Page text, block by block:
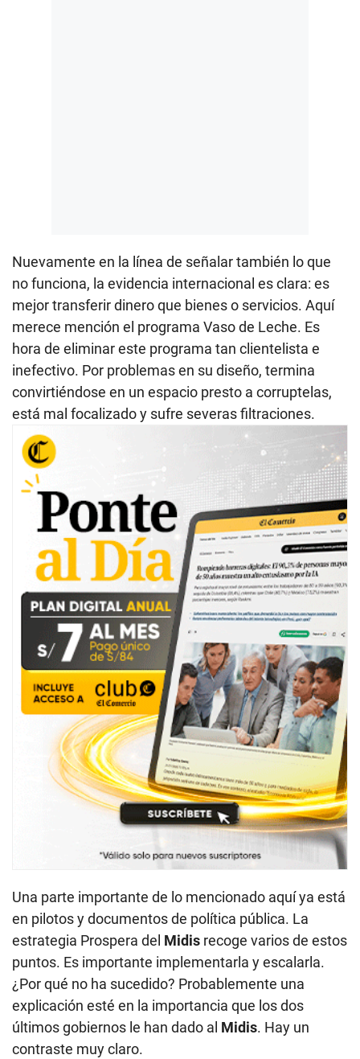
Nuevamente en la línea de señalar también lo que
no funciona, la evidencia internacional es clara: es
mejor transferir dinero que bienes o servicios. Aquí
merece mención el programa Vaso de Leche. Es
hora de eliminar este programa tan clientelista e
inefectivo. Por problemas en su diseño, termina
convirtiéndose en un espacio presto a corruptelas,
está mal focalizado y sufre severas filtraciones.
Una parte importante de lo mencionado aquí ya está
en pilotos y documentos de política pública. La
estrategia Prospera del Midis recoge varios de estos
puntos. Es importante implementarla y escalarla.
¿Por qué no ha sucedido? Probablemente una
explicación esté en la importancia que los dos
últimos gobiernos le han dado al Midis. Hay un
contraste muy claro.